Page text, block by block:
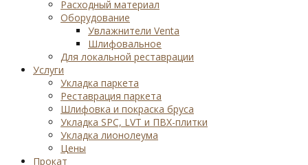
Расходный материал
Оборудование
Увлажнители Venta
Шлифовальное
Для локальной реставрации
Услуги
Укладка паркета
Реставрация паркета
Шлифовка и покраска бруса
Укладка SPC, LVT и ПВХ-плитки
Укладка лионолеума
Цены
Прокат